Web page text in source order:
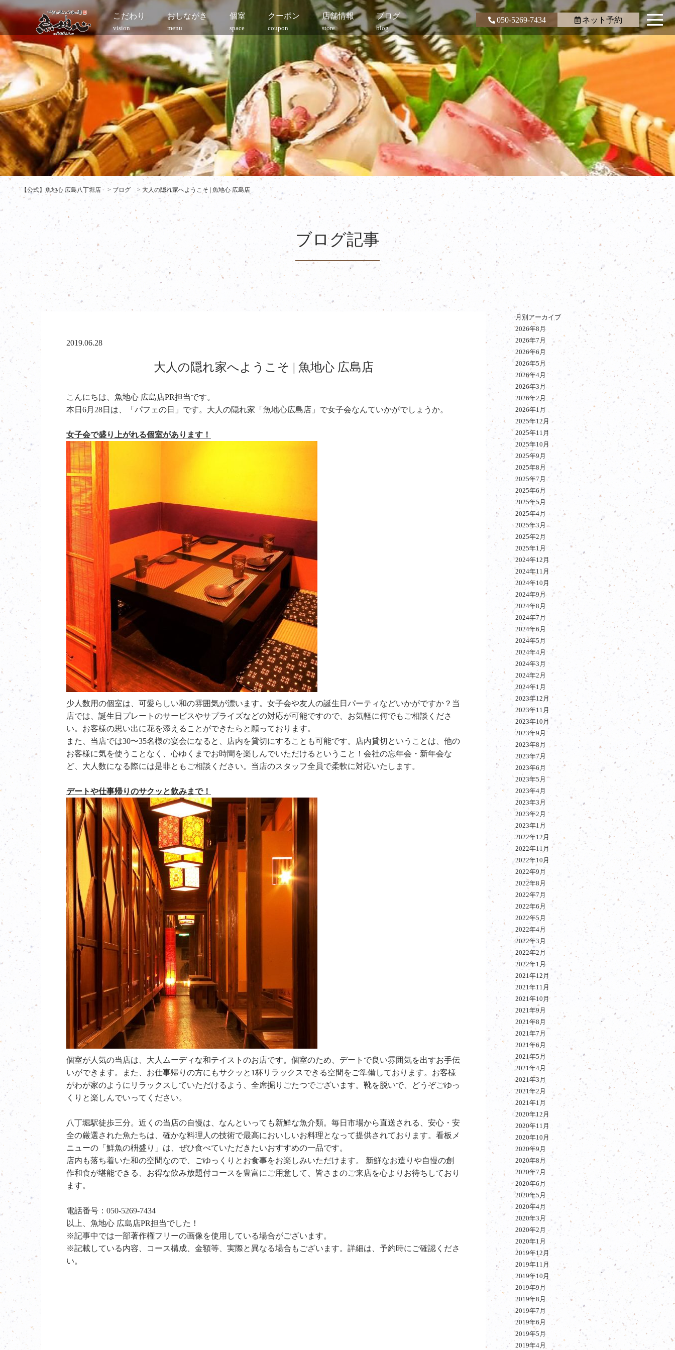
こだわり
vision
おしながき
menu
個室
space
クーポン
coupon
店舗情報
store
ブログ
blog
050-5269-7434 ネット予約
【公式】魚地心 広島八丁堀店 > ブログ > 大人の隠れ家へようこそ | 魚地心 広島店
ブログ記事
2019.06.28
大人の隠れ家へようこそ | 魚地心 広島店
こんにちは、魚地心 広島店PR担当です。
本日6月28日は、「パフェの日」です。大人の隠れ家「魚地心広島店」で女子会なんていかがでしょうか。
女子会で盛り上がれる個室があります！
少人数用の個室は、可愛らしい和の雰囲気が漂います。女子会や友人の誕生日パーティなどいかがですか？当
店では、誕生日プレートのサービスやサプライズなどの対応が可能ですので、お気軽に何でもご相談くださ
い。お客様の思い出に花を添えることができたらと願っております。
また、当店では30〜35名様の宴会になると、店内を貸切にすることも可能です。店内貸切ということは、他の
お客様に気を使うことなく、心ゆくまでお時間を楽しんでいただけるということ！会社の忘年会・新年会な
ど、大人数になる際には是非ともご相談ください。当店のスタッフ全員で柔軟に対応いたします。
デートや仕事帰りのサクッと飲みまで！
個室が人気の当店は、大人ムーディな和テイストのお店です。個室のため、デートで良い雰囲気を出すお手伝
いができます。また、お仕事帰りの方にもサクッと1杯リラックスできる空間をご準備しております。お客様
がわが家のようにリラックスしていただけるよう、全席掘りごたつでございます。靴を脱いで、どうぞごゆっ
くりと楽しんでいってください。
八丁堀駅徒歩三分。近くの当店の自慢は、なんといっても新鮮な魚介類。毎日市場から直送される、安心・安
全の厳選された魚たちは、確かな料理人の技術で最高においしいお料理となって提供されております。看板メ
ニューの「鮮魚の枡盛り」は、ぜひ食べていただきたいおすすめの一品です。
店内も落ち着いた和の空間なので、ごゆっくりとお食事をお楽しみいただけます。 新鮮なお造りや自慢の創
作和食が堪能できる、お得な飲み放題付コースを豊富にご用意して、皆さまのご来店を心よりお待ちしており
ます。
電話番号：050-5269-7434
以上、魚地心 広島店PR担当でした！
※記事中では一部著作権フリーの画像を使用している場合がございます。
※記載している内容、コース構成、金額等、実際と異なる場合もございます。詳細は、予約時にご確認くださ
い。
月別アーカイブ
2026年8月
2026年7月
2026年6月
2026年5月
2026年4月
2026年3月
2026年2月
2026年1月
2025年12月
2025年11月
2025年10月
2025年9月
2025年8月
2025年7月
2025年6月
2025年5月
2025年4月
2025年3月
2025年2月
2025年1月
2024年12月
2024年11月
2024年10月
2024年9月
2024年8月
2024年7月
2024年6月
2024年5月
2024年4月
2024年3月
2024年2月
2024年1月
2023年12月
2023年11月
2023年10月
2023年9月
2023年8月
2023年7月
2023年6月
2023年5月
2023年4月
2023年3月
2023年2月
2023年1月
2022年12月
2022年11月
2022年10月
2022年9月
2022年8月
2022年7月
2022年6月
2022年5月
2022年4月
2022年3月
2022年2月
2022年1月
2021年12月
2021年11月
2021年10月
2021年9月
2021年8月
2021年7月
2021年6月
2021年5月
2021年4月
2021年3月
2021年2月
2021年1月
2020年12月
2020年11月
2020年10月
2020年9月
2020年8月
2020年7月
2020年6月
2020年5月
2020年4月
2020年3月
2020年2月
2020年1月
2019年12月
2019年11月
2019年10月
2019年9月
2019年8月
2019年7月
2019年6月
2019年5月
2019年4月